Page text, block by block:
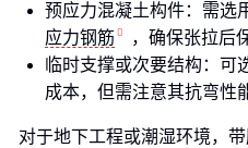
预应力混凝土构件：需选
应力钢筋
，确保张拉后
临时支撑或次要结构：可
成本，但需注意其抗弯性
对于地下工程或潮湿环境，